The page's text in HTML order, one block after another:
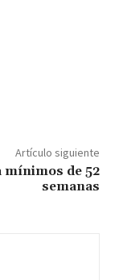
Artículo siguiente
mínimos de 52
semanas